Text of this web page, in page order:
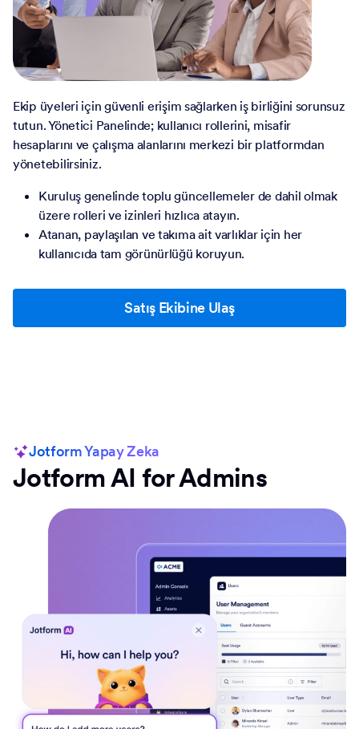
Ekip üyeleri için güvenli erişim sağlarken iş birliğini sorunsuz
tutun. Yönetici Panelinde; kullanıcı rollerini, misafir
hesaplarını ve çalışma alanlarını merkezi bir platformdan
yönetebilirsiniz.
Kuruluş genelinde toplu güncellemeler de dahil olmak
üzere rolleri ve izinleri hızlıca atayın.
Atanan, paylaşılan ve takıma ait varlıklar için her
kullanıcıda tam görünürlüğü koruyun.
Satış Ekibine Ulaş
Jotform Yapay Zeka
Jotform AI for Admins